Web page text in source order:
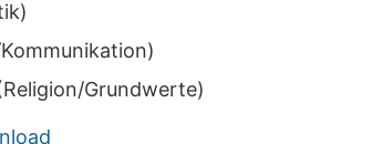
Grundwerte)